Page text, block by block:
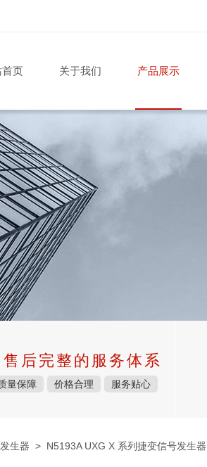
首页 关于我们 产品展示
后完整的服务体系
量保障 价格合理 服务贴心
生器 > N5193A UXG X 系列捷变信号发生器